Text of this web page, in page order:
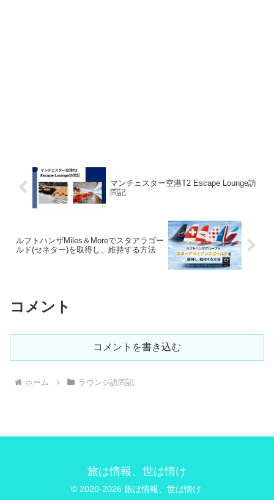
マンチェスター空港T2 Escape Lounge訪
問記
ルフトハンザMiles＆Moreでスタアラゴー
ルド(セネター)を取得し、維持する方法
コメント
コメントを書き込む
ホーム ラウンジ訪問記
旅は情報、世は情け
© 2020-2026 旅は情報、世は情け.